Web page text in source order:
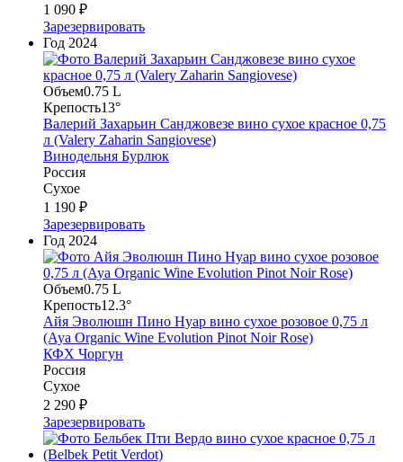
1 090 ₽
Зарезервировать
Год 2024
Объем0.75 L
Крепость13°
Валерий Захарьин Санджовезе вино сухое красное 0,75
л (Valery Zaharin Sangiovese)
Винодельня Бурлюк
Россия
Сухое
1 190 ₽
Зарезервировать
Год 2024
Объем0.75 L
Крепость12.3°
Айя Эволюшн Пино Нуар вино сухое розовое 0,75 л
(Aya Organic Wine Evolution Pinot Noir Rose)
КФХ Чоргун
Россия
Сухое
2 290 ₽
Зарезервировать